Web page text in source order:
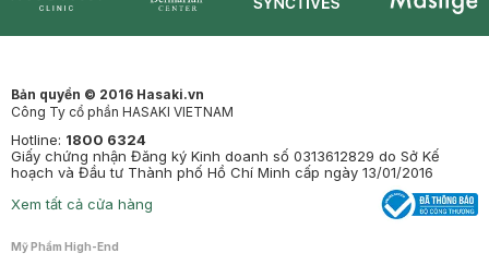
Bản quyền © 2016 Hasaki.vn
Công Ty cổ phần HASAKI VIETNAM
Hotline: 1800 6324
Giấy chứng nhận Đăng ký Kinh doanh số 0313612829 do Sở Kế
hoạch và Đầu tư Thành phố Hồ Chí Minh cấp ngày 13/01/2016
Xem tất cả cửa hàng
Mỹ Phẩm High-End